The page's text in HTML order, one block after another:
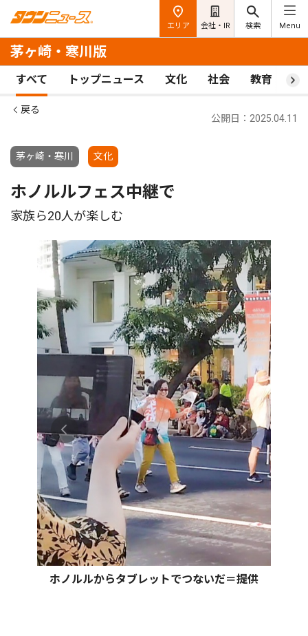
エリア 会社・IR 検索 Menu
茅ヶ崎・寒川版
すべて トップニュース 文化 社会 教育 ス
戻る
茅ヶ崎・寒川 文化
公開日：2025.04.11
ホノルルフェス中継で
家族ら20人が楽しむ
ホノルルからタブレットでつないだ＝提供